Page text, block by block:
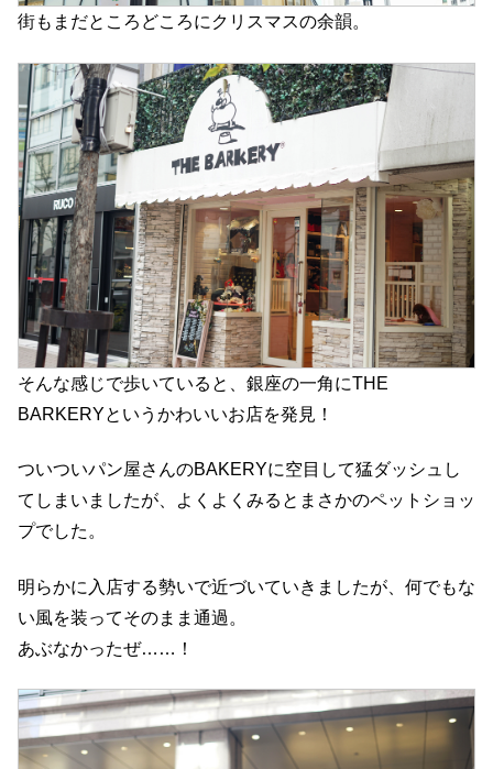
街もまだところどころにクリスマスの余韻。
そんな感じで歩いていると、銀座の一角にTHE
BARKERYというかわいいお店を発見！
ついついパン屋さんのBAKERYに空目して猛ダッシュし
てしまいましたが、よくよくみるとまさかのペットショッ
プでした。
明らかに入店する勢いで近づいていきましたが、何でもな
い風を装ってそのまま通過。
あぶなかったぜ……！